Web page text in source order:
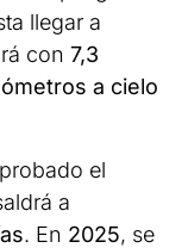
llegar a
con 7,3
a cielo
el
a
. En 2025, se